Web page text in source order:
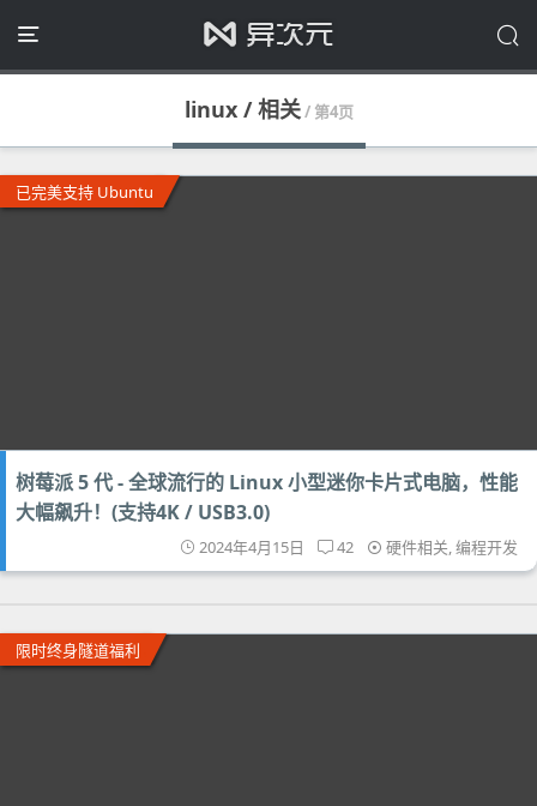
linux / 相关/ 第4页
已完美支持 Ubuntu
树莓派 5 代 - 全球流行的 Linux 小型迷你卡片式电脑，性能
大幅飙升！(支持4K / USB3.0)
2024年4月15日 42 硬件相关,编程开发
限时终身隧道福利